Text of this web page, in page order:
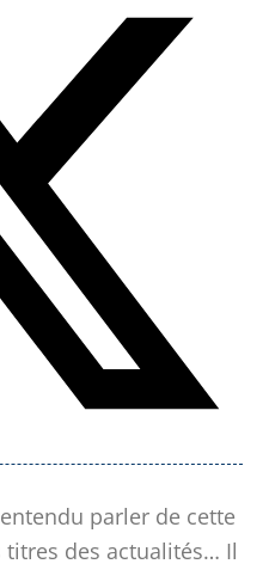
parler de cette
titres des actualités… Il